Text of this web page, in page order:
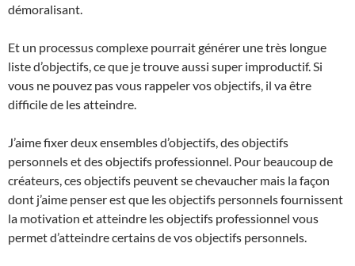
démoralisant.
Et un processus complexe pourrait générer une très longue
liste d’objectifs, ce que je trouve aussi super improductif. Si
vous ne pouvez pas vous rappeler vos objectifs, il va être
difficile de les atteindre.
J’aime fixer deux ensembles d’objectifs, des objectifs
personnels et des objectifs professionnel. Pour beaucoup de
créateurs, ces objectifs peuvent se chevaucher mais la façon
dont j’aime penser est que les objectifs personnels fournissent
la motivation et atteindre les objectifs professionnel vous
permet d’atteindre certains de vos objectifs personnels.